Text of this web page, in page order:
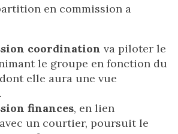
en commission a
coordination va piloter le
le groupe en fonction du
elle aura une vue
finances, en lien
un courtier, poursuit le